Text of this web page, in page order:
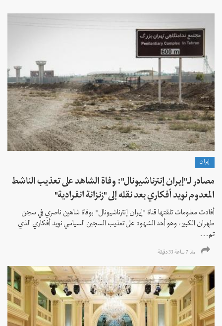
إيران
مصادر لـ"إيران إنترناشيونال": وفاة الشاهد على تعذيب الناشط
المعدوم نويد أفكاري بعد نقله إلى "زنزانة انفرادية"
أفادت معلومات تلقتها قناة "إيران إنترناشيونال" بوفاة شاهين ناصري في سجن
طهران الكبير، وهو أحد الشهود على تعذيب السجين السياسي نويد أفكاري الذي
تم...
منذ 7 ساعة 33 دقیقة